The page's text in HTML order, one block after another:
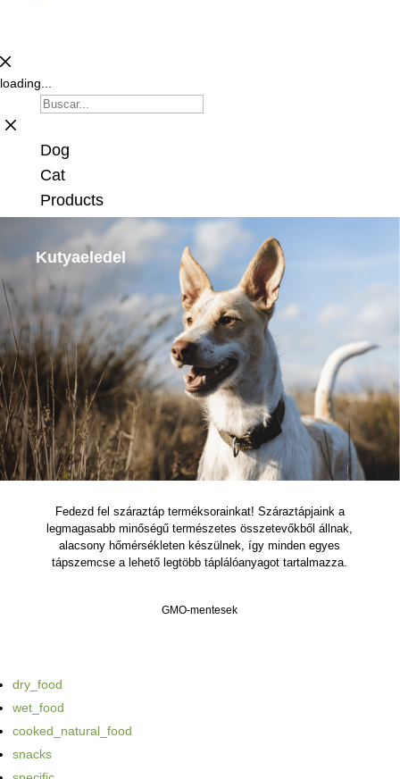
loading...
Dog
Cat
Products
Kutyaeledel
Fedezd fel száraztáp terméksorainkat! Száraztápjaink a
legmagasabb minőségű természetes összetevőkből állnak,
alacsony hőmérsékleten készülnek, így minden egyes
tápszemcse a lehető legtöbb táplálóanyagot tartalmazza.
GMO-mentesek
dry_food
wet_food
cooked_natural_food
snacks